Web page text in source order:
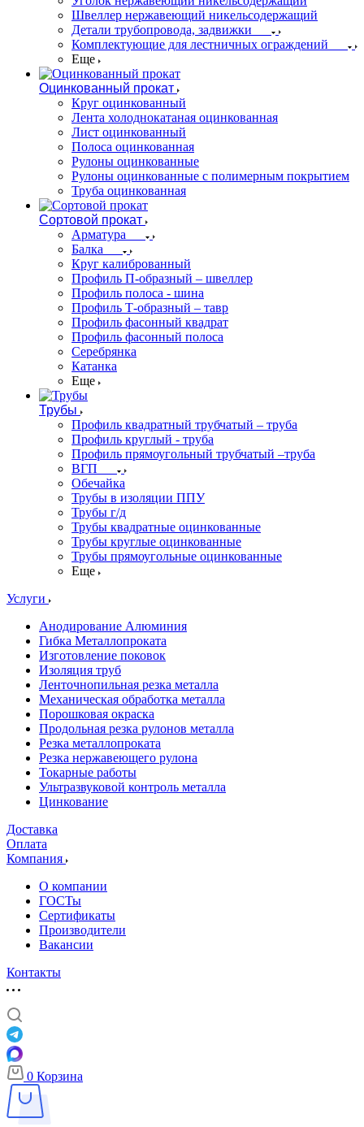
Швеллер нержавеющий никельсодержащий
Детали трубопровода, задвижки
Комплектующие для лестничных ограждений
Еще
Оцинкованный прокат
Круг оцинкованный
Лента холоднокатаная оцинкованная
Лист оцинкованный
Полоса оцинкованная
Рулоны оцинкованные
Рулоны оцинкованные с полимерным покрытием
Труба оцинкованная
Сортовой прокат
Арматура
Балка
Круг калиброванный
Профиль П-образный – швеллер
Профиль полоса - шина
Профиль Т-образный – тавр
Профиль фасонный квадрат
Профиль фасонный полоса
Серебрянка
Катанка
Еще
Трубы
Профиль квадратный трубчатый – труба
Профиль круглый - труба
Профиль прямоугольный трубчатый –труба
ВГП
Обечайка
Трубы в изоляции ППУ
Трубы г/д
Трубы квадратные оцинкованные
Трубы круглые оцинкованные
Трубы прямоугольные оцинкованные
Еще
Услуги
Анодирование Алюминия
Гибка Металлопроката
Изготовление поковок
Изоляция труб
Ленточнопильная резка металла
Механическая обработка металла
Порошковая окраска
Продольная резка рулонов металла
Резка металлопроката
Резка нержавеющего рулона
Токарные работы
Ультразвуковой контроль металла
Цинкование
Доставка
Оплата
Компания
О компании
ГОСТы
Сертификаты
Производители
Вакансии
Контакты
0 Корзина